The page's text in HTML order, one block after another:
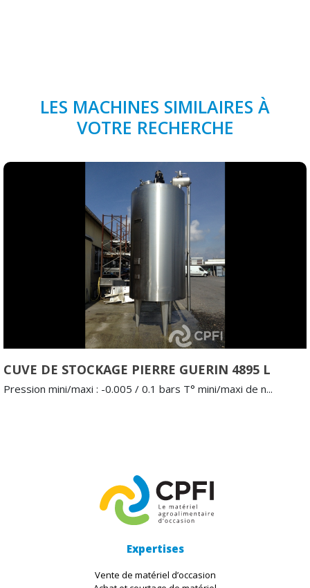
LES MACHINES SIMILAIRES À
VOTRE RECHERCHE
CUVE DE STOCKAGE PIERRE GUERIN 4895 L
Pression mini/maxi : -0.005 / 0.1 bars T° mini/maxi de n...
Expertises
Vente de matériel d’occasion